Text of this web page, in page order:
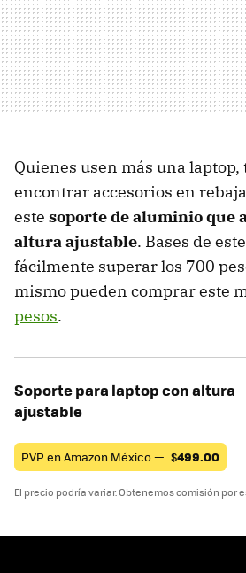
Quienes usen más una
encontrar accesorios en
este soporte de aluminio que
altura ajustable. Bases de
fácilmente superar los 700
mismo pueden comprar este
pesos.
Soporte para laptop con altura
ajustable
PVP en Amazon México — $499.00
El precio podría variar. Obtenemos comisión por